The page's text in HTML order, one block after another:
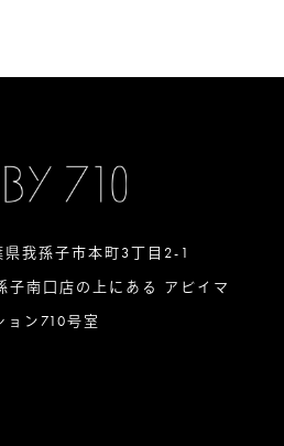
県我孫子市本町3丁目2-1
子南口店の上にある アビイマ
ョン710号室